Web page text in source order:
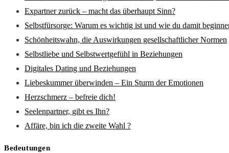
Expartner zurück – macht das überhaupt Sinn?
Selbstfürsorge: Warum es wichtig ist und wie du damit
Schönheitswahn, die Auswirkungen gesellschaftlicher Normen
Selbstliebe und Selbstwertgefühl in Beziehungen
Digitales Dating und Beziehungen
Liebeskummer überwinden – Ein Sturm der Emotionen
Herzschmerz – befreie dich!
Seelenpartner, gibt es Ihn?
Affäre, bin ich die zweite Wahl ?
Bedeutungen